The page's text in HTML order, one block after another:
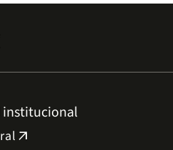
arrow_outward